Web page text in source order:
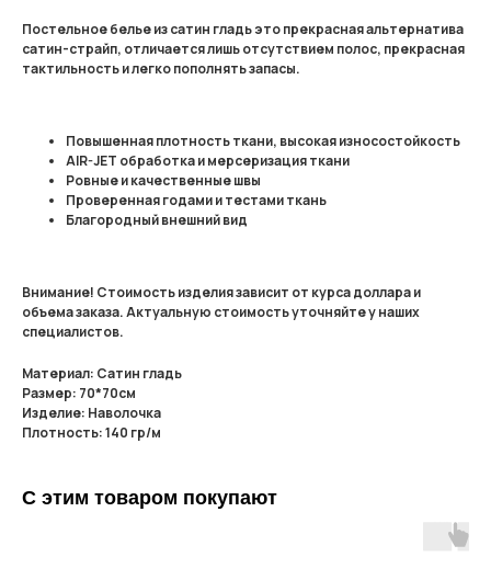
Постельное белье из сатин гладь это прекрасная альтернатива
сатин-страйп, отличается лишь отсутствием полос, прекрасная
тактильность и легко пополнять запасы.
Повышенная плотность ткани, высокая износостойкость
AIR-JET обработка и мерсеризация ткани
Ровные и качественные швы
Проверенная годами и тестами ткань
Благородный внешний вид
Внимание! Стоимость изделия зависит от курса доллара и
объема заказа. Актуальную стоимость уточняйте у наших
специалистов.
Материал: Сатин гладь
Размер: 70*70см
Изделие: Наволочка
Плотность: 140 гр/м
С этим товаром покупают